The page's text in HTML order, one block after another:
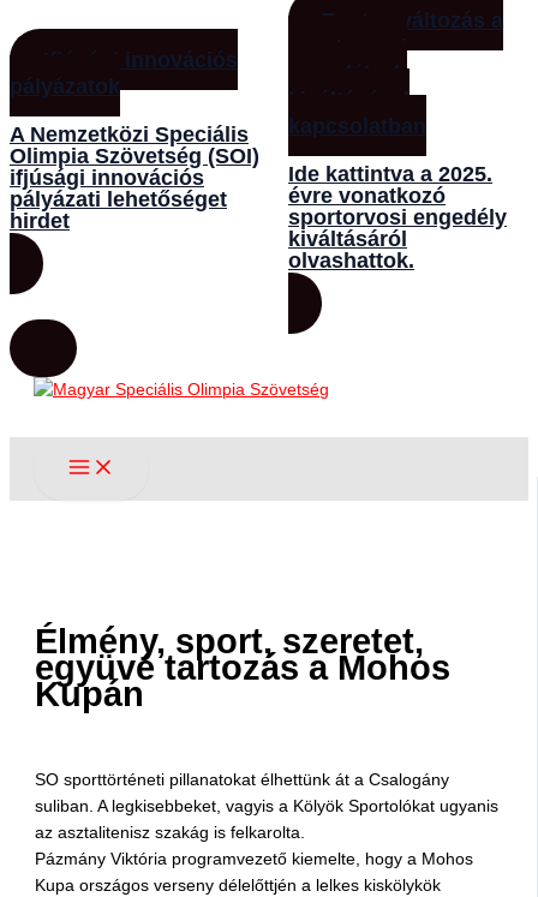
Ifjúsági innovációs
pályázatok
A Nemzetközi Speciális
Olimpia Szövetség (SOI)
ifjúsági innovációs
pályázati lehetőséget
hirdet
Fontos változás a
sportorvosi
engedélyek
kiváltásával
kapcsolatban
Ide kattintva a 2025.
évre vonatkozó
sportorvosi engedély
kiváltásáról
olvashattok.
Skip
content
Élmény, sport, szeretet,
együvé tartozás a Mohos
Kupán
SO sporttörténeti pillanatokat élhettünk át a Csalogány
suliban. A legkisebbeket, vagyis a Kölyök Sportolókat ugyanis
az asztalitenisz szakág is felkarolta.
Pázmány Viktória programvezető kiemelte, hogy a Mohos
Kupa országos verseny délelőttjén a lelkes kiskölykök